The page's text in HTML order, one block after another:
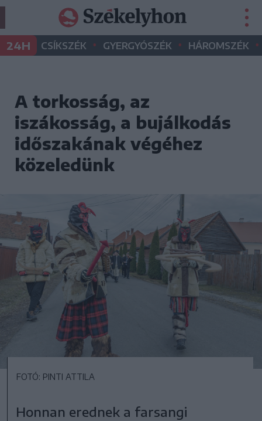
24H CSÍKSZÉK • GYERGYÓSZÉK • HÁROMSZÉK •
A torkosság, az
iszákosság, a bujálkodás
időszakának végéhez
közeledünk
FOTÓ: PINTI ATTILA
Honnan erednek a farsangi